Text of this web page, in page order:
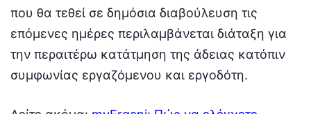
που θα τεθεί σε δημόσια διαβούλευση τις
επόμενες ημέρες περιλαμβάνεται διάταξη για
την περαιτέρω κατάτμηση της άδειας κατόπιν
συμφωνίας εργαζόμενου και εργοδότη.